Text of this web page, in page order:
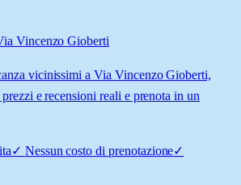
Vincenzo Gioberti
vicinissimi a Via Vincenzo Gioberti,
e recensioni reali e prenota in un
✓ Nessun costo di prenotazione✓